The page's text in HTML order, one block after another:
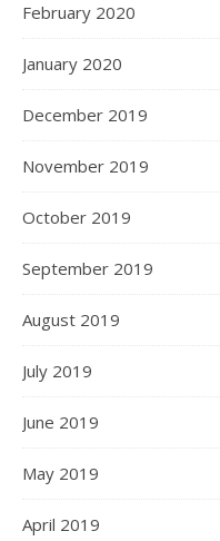
February 2020
January 2020
December 2019
November 2019
October 2019
September 2019
August 2019
July 2019
June 2019
May 2019
April 2019